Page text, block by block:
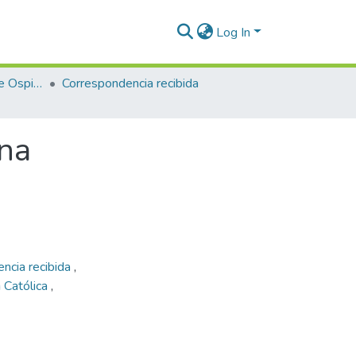
Log In
Enriqueta Vásquez de Ospina
Correspondencia recibida
recibida ,
Católica ,